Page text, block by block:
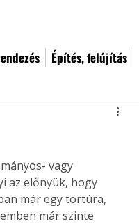
Építés, felújítás
vagy
az előnyük, hogy
már egy tortúra,
már szinte